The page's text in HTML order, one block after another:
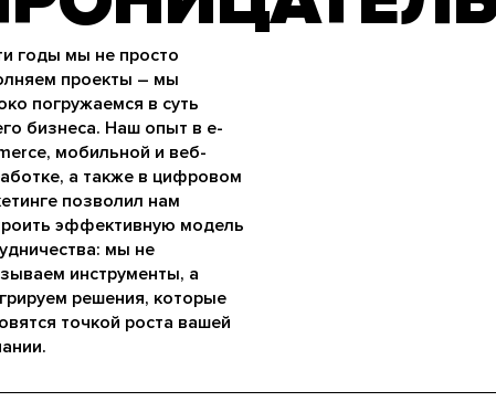
годы мы не просто
проекты – мы
погружаемся в суть
бизнеса. Наш опыт в e-
мобильной и веб-
а также в цифровом
позволил нам
эффективную модель
мы не
инструменты, а
решения, которые
точкой роста вашей